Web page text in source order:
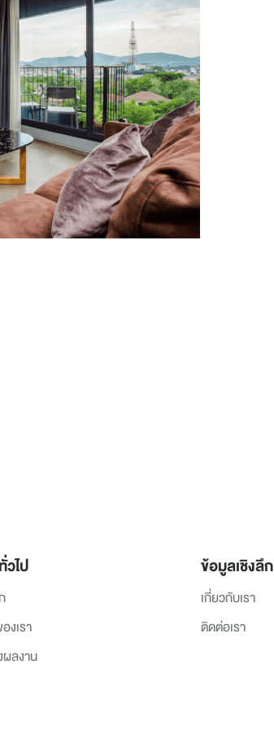
ไป
งเรา
ลงาน
ข้อมูลเชิงลึก
เกี่ยวกับเรา
ติดต่อเรา